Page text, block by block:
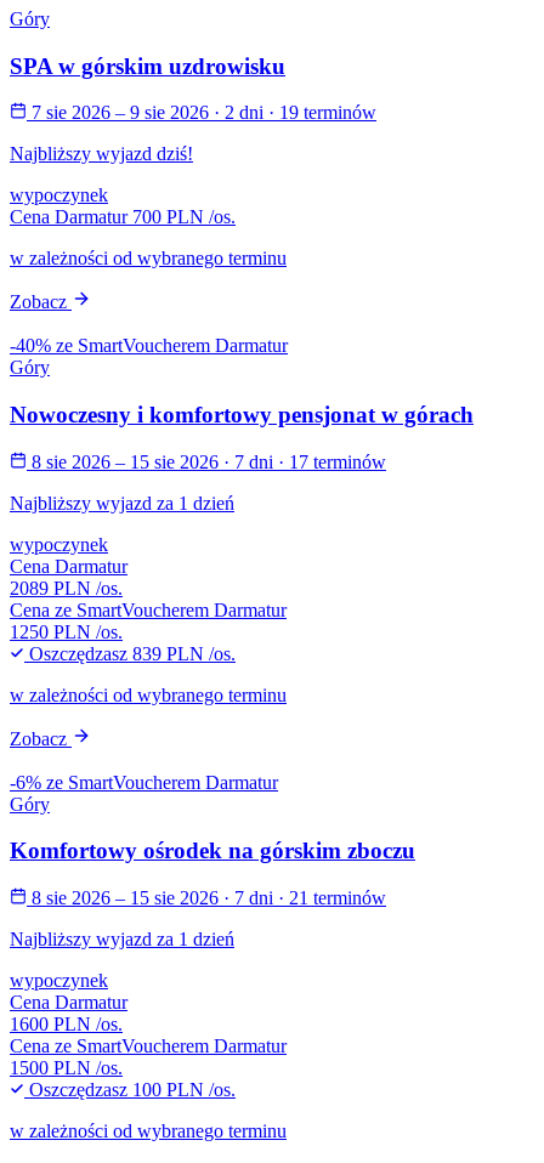
Góry
SPA w górskim uzdrowisku
7 sie 2026 – 9 sie 2026 · 2 dni · 19 terminów
Najbliższy wyjazd dziś!
wypoczynek
Cena Darmatur 700 PLN /os.
w zależności od wybranego terminu
Zobacz
-40% ze SmartVoucherem Darmatur
Góry
Nowoczesny i komfortowy pensjonat w górach
8 sie 2026 – 15 sie 2026 · 7 dni · 17 terminów
Najbliższy wyjazd za 1 dzień
wypoczynek
Cena Darmatur
2089 PLN /os.
Cena ze SmartVoucherem Darmatur
1250 PLN /os.
Oszczędzasz 839 PLN /os.
w zależności od wybranego terminu
Zobacz
-6% ze SmartVoucherem Darmatur
Góry
Komfortowy ośrodek na górskim zboczu
8 sie 2026 – 15 sie 2026 · 7 dni · 21 terminów
Najbliższy wyjazd za 1 dzień
wypoczynek
Cena Darmatur
1600 PLN /os.
Cena ze SmartVoucherem Darmatur
1500 PLN /os.
Oszczędzasz 100 PLN /os.
w zależności od wybranego terminu